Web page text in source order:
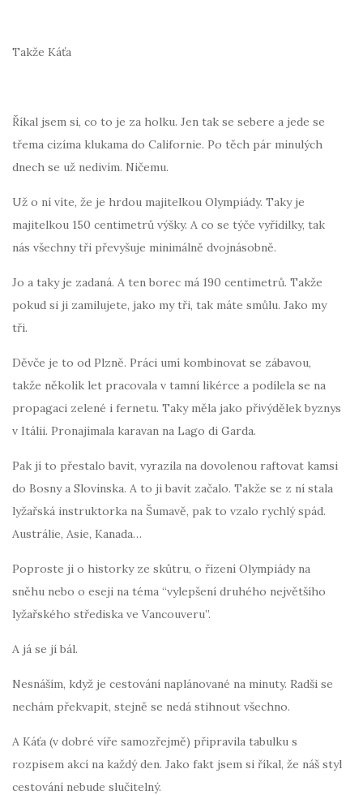
Takže Káťa
Říkal jsem si, co to je za holku. Jen tak se sebere a jede se
třema cizíma klukama do Californie. Po těch pár minulých
dnech se už nedivím. Ničemu.
Už o ní víte, že je hrdou majitelkou Olympiády. Taky je
majitelkou 150 centimetrů výšky. A co se týče vyřídilky, tak
nás všechny tři převyšuje minimálně dvojnásobně.
Jo a taky je zadaná. A ten borec má 190 centimetrů. Takže
pokud si ji zamilujete, jako my tři, tak máte smůlu. Jako my
tři.
Děvče je to od Plzně. Práci umí kombinovat se zábavou,
takže několik let pracovala v tamní likérce a podílela se na
propagaci zelené i fernetu. Taky měla jako přivýdělek byznys
v Itálii. Pronajímala karavan na Lago di Garda.
Pak jí to přestalo bavit, vyrazila na dovolenou raftovat kamsi
do Bosny a Slovinska. A to ji bavit začalo. Takže se z ní stala
lyžařská instruktorka na Šumavě, pak to vzalo rychlý spád.
Austrálie, Asie, Kanada…
Poproste ji o historky ze skůtru, o řízení Olympiády na
sněhu nebo o eseji na téma “vylepšení druhého největšího
lyžařského střediska ve Vancouveru”.
A já se jí bál.
Nesnáším, když je cestování naplánované na minuty. Radši se
nechám překvapit, stejně se nedá stihnout všechno.
A Káťa (v dobré víře samozřejmě) připravila tabulku s
rozpisem akcí na každý den. Jako fakt jsem si říkal, že náš styl
cestování nebude slučitelný.